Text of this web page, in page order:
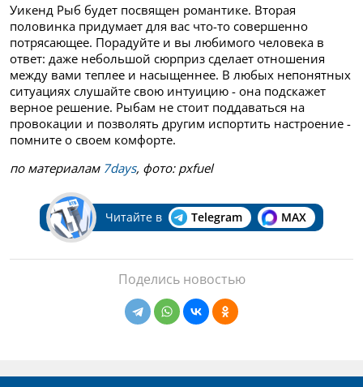
Уикенд Рыб будет посвящен романтике. Вторая
половинка придумает для вас что-то совершенно
потрясающее. Порадуйте и вы любимого человека в
ответ: даже небольшой сюрприз сделает отношения
между вами теплее и насыщеннее. В любых непонятных
ситуациях слушайте свою интуицию - она подскажет
верное решение. Рыбам не стоит поддаваться на
провокации и позволять другим испортить настроение -
помните о своем комфорте.
по материалам 7days, фото: pxfuel
Читайте в Telegram MAX
Поделись новостью